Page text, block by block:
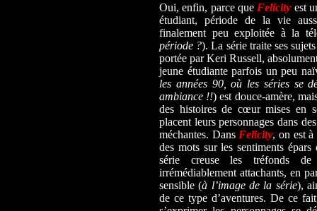
Oui, enfin, parce que Felicity est
étudiant, période de la vie
finalement peu exploitée à la
période ?). La série traite ses
portée par Keri Russell,
jeune étudiante parfois un peu
les années 90, où les séries se
ambiance !!) est douce-amère,
des histoires de cœur mises en
placent leurs personnages dans
méchantes. Dans Felicity, on est à
des mots sur les sentiments
série creuse les tréfonds de
irrémédiablement attachants, en
sensible (à l’image de la série),
de ce type d’aventures. De ce